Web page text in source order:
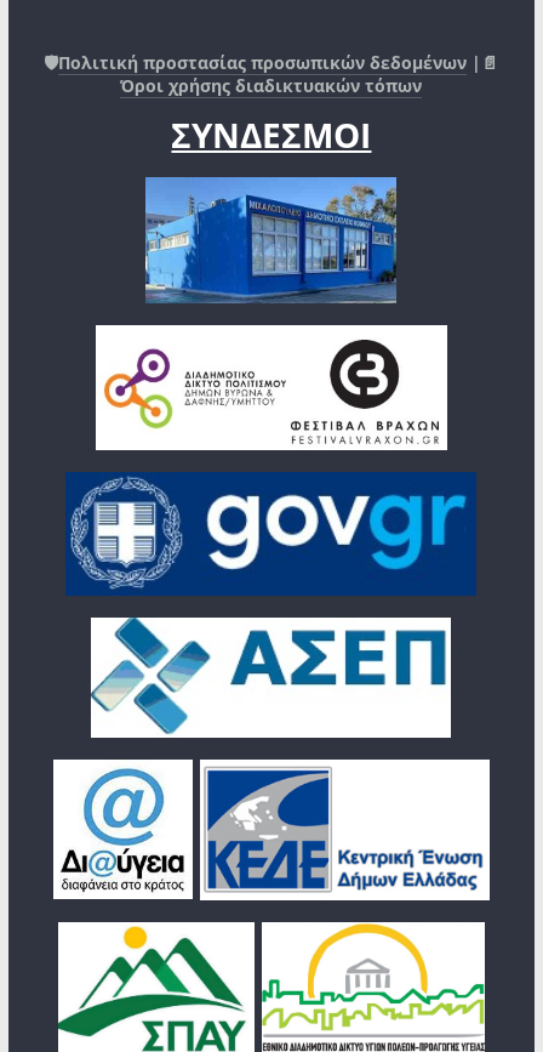
🛡️Πολιτική προστασίας προσωπικών δεδομένων |📄
Όροι χρήσης διαδικτυακών τόπων
ΣΥΝΔΕΣΜΟΙ